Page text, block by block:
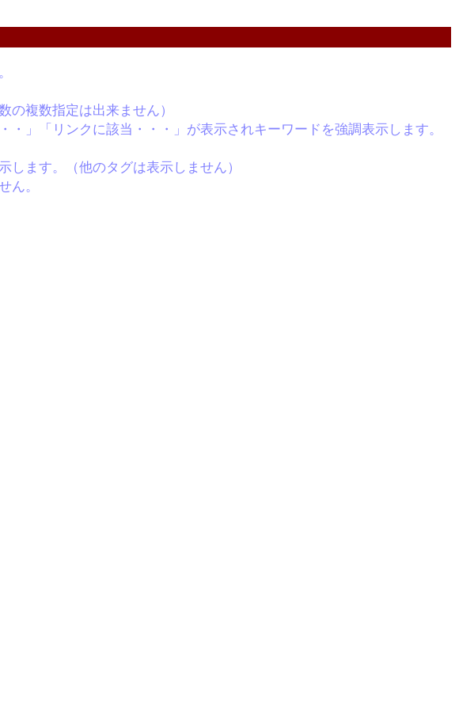
複数指定は出来ません）
」「リンクに該当・・・」が表示されキーワードを強調表示します。
ます。（他のタグは表示しません）
ん。